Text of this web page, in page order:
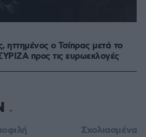
ο Τσίπρας μετά το
προς τις ευρωεκλογές
Σχολιασμένα